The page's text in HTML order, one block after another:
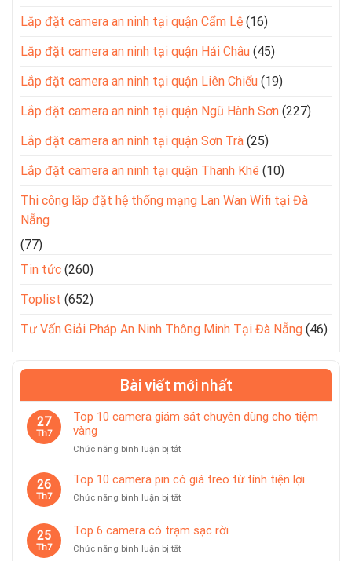
Lắp đặt camera an ninh tại quận Cẩm Lệ (16)
Lắp đặt camera an ninh tại quận Hải Châu (45)
Lắp đặt camera an ninh tại quận Liên Chiểu (19)
Lắp đặt camera an ninh tại quận Ngũ Hành Sơn (227)
Lắp đặt camera an ninh tại quận Sơn Trà (25)
Lắp đặt camera an ninh tại quận Thanh Khê (10)
Thi công lắp đặt hệ thống mạng Lan Wan Wifi tại Đà
Nẵng
(77)
Tin tức (260)
Toplist (652)
Tư Vấn Giải Pháp An Ninh Thông Minh Tại Đà Nẵng (46)
Bài viết mới nhất
27
Th7
Top 10 camera giám sát chuyên dùng cho tiệm
vàng
Chức năng bình luận bị tắtở
10
camera
giám
chuyên
cho
26
Th7
Top 10 camera pin có giá treo từ tính tiện lợi
Chức năng bình luận bị tắtở
camera
pin
25
Th7
Top 6 camera có trạm sạc rời
Chức năng bình luận bị tắtở